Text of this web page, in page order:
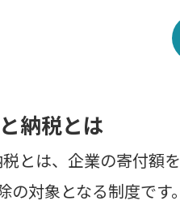
納税とは
とは、企業の寄付額
の対象となる制度です